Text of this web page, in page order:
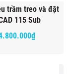
trầm treo và đặt
115 Sub